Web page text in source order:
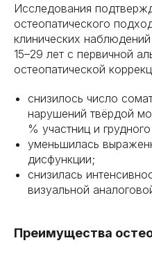
Исследования
остеопатического
клинических
15–29 лет с первичной
остеопатической
снизилось число
нарушений твёрдой
% участниц и
уменьшилась
дисфункции;
снизилась
визуальной
Преимущества